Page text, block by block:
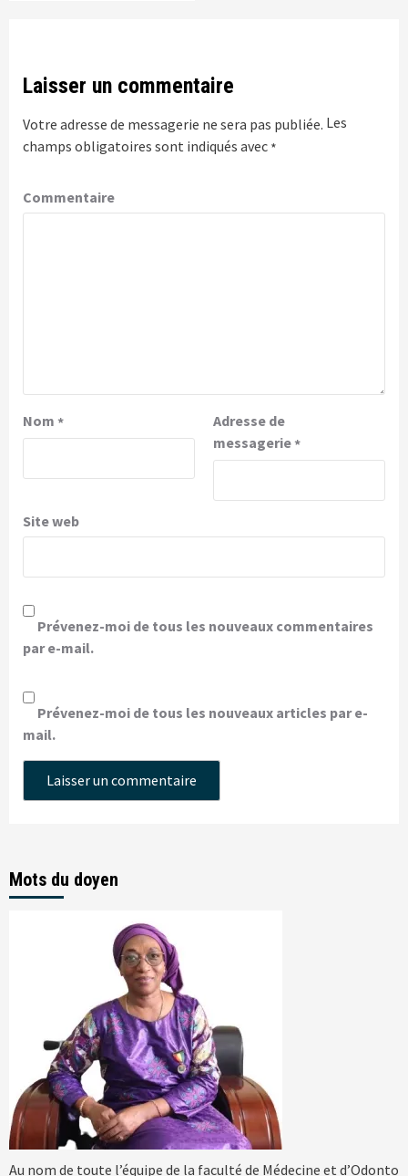
Laisser un commentaire
Votre adresse de messagerie ne sera pas publiée. Les
champs obligatoires sont indiqués avec *
Commentaire
Nom *
Adresse de
messagerie*
Site web
Prévenez-moi de tous les nouveaux commentaires
par e-mail.
Prévenez-moi de tous les nouveaux articles par e-
mail.
Mots du doyen
Au nom de toute l’équipe de la faculté de Médecine et d’Odonto